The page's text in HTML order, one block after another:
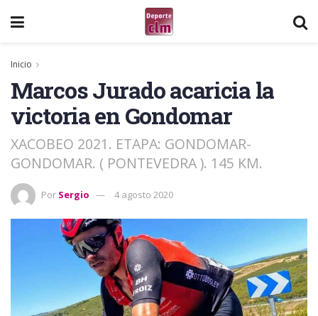
Inicio
Marcos Jurado acaricia la
victoria en Gondomar
XACOBEO 2021. ETAPA: GONDOMAR-
GONDOMAR. ( PONTEVEDRA ). 145 KM.
Por Sergio 4 agosto 2020